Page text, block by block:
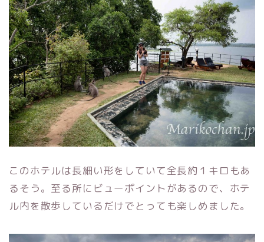
このホテルは長細い形をしていて全長約１キロもあ
るそう。至る所にビューポイントがあるので、ホテ
ル内を散歩しているだけでとっても楽しめました。